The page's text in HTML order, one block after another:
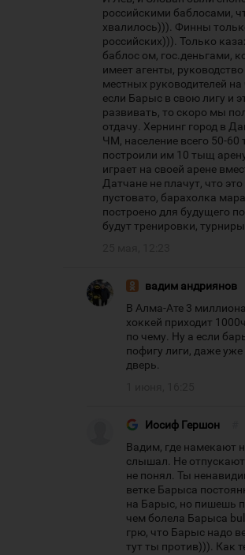
российскими баблосами,
хвалилось))). Финны
российских))). Только
баблос ом, гос.деньгами,
имеет агенты,
местных руководителей
если Барыс в свою лигу и
развивать, то скоро мы
отдачу. Хернинг город в
ЧМ, население всего 50-
построили им 10 тыщ
играет на своей арене
Датчане не плачут, что
пустовато, барахолка
построено для будущего
будут тренировки,
вадим андриянов
В Алма-Ате 3
хоккей приходит
по чему. Ну а если
пофигу лиги, даже
дверь.
Иосиф Гершон
Вадим, где намекают
слышал. Не
не понял. Ты
ветке Барыса
на Барыс, но пишешь
чем болела Барыса
грю, что Барыс надо
тут ты против))). Как